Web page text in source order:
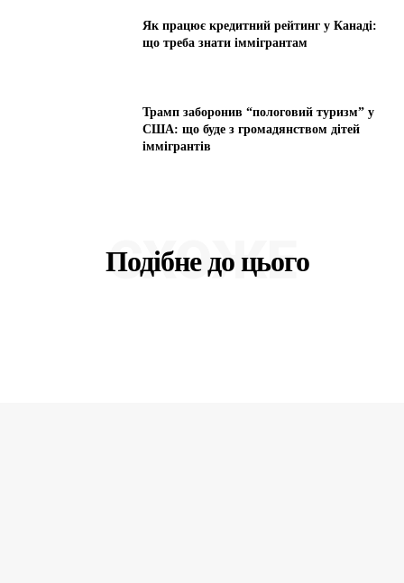
Як працює кредитний рейтинг у Канаді:
що треба знати іммігрантам
Трамп заборонив “пологовий туризм” у
США: що буде з громадянством дітей
іммігрантів
Подібне до цього
СХОЖЕ